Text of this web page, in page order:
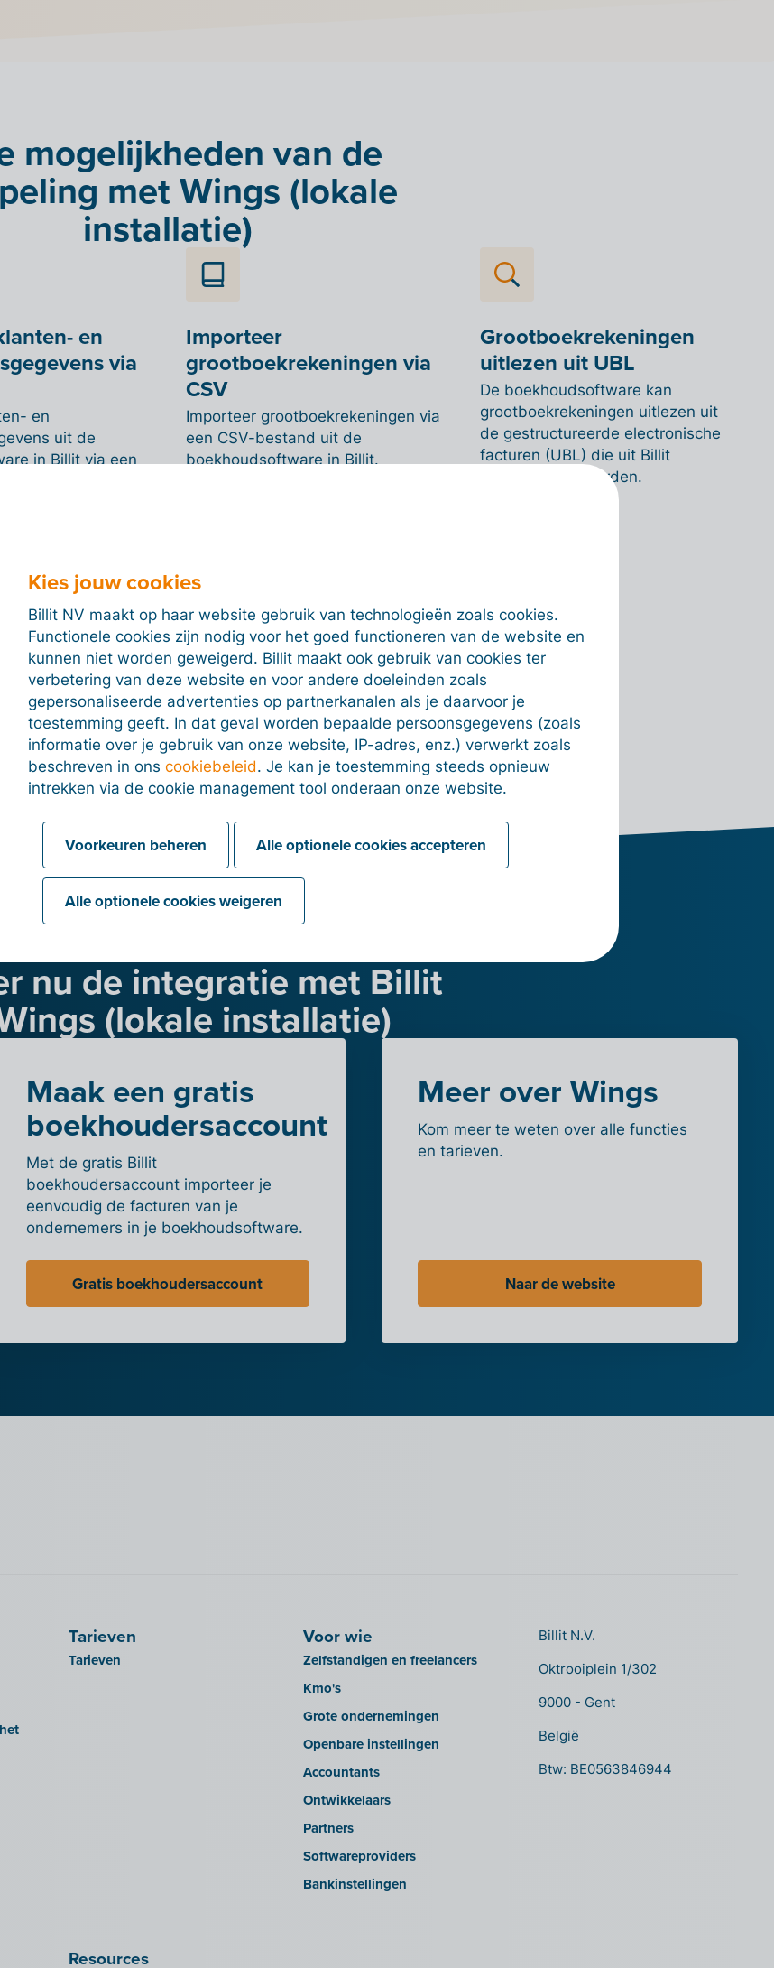
mogelijkheden van de
met Wings (lokale
installatie)
en
via
en
uit de
in Billit via een
Importeer
grootboekrekeningen via
CSV
Importeer grootboekrekeningen via
een CSV-bestand uit de
boekhoudsoftware in Billit.
Grootboekrekeningen
uitlezen uit UBL
De boekhoudsoftware kan
grootboekrekeningen uitlezen uit
de gestructureerde electronische
facturen (UBL) die uit Billit
geëxporteerd worden.
met Peppol
en je klanten met
dankzij het
Access Point.
nu de integratie met Billit
(lokale installatie)
Maak een gratis
boekhoudersaccount
Met de gratis Billit
boekhoudersaccount importeer je
eenvoudig de facturen van je
ondernemers in je boekhoudsoftware.
Gratis boekhoudersaccount
Meer over Wings
Kom meer te weten over alle functies
en tarieven.
Naar de website
Tarieven
Tarieven
Voor wie
Zelfstandigen en freelancers
Kmo's
Grote ondernemingen
Openbare instellingen
Accountants
Ontwikkelaars
Partners
Softwareproviders
Bankinstellingen
Resources
Billit N.V.
Oktrooiplein 1/302
9000 - Gent
België
Btw: BE0563846944
Kies jouw cookies
Billit NV maakt op haar website gebruik van technologieën zoals cookies.
Functionele cookies zijn nodig voor het goed functioneren van de website en
kunnen niet worden geweigerd. Billit maakt ook gebruik van cookies ter
verbetering van deze website en voor andere doeleinden zoals
gepersonaliseerde advertenties op partnerkanalen als je daarvoor je
toestemming geeft. In dat geval worden bepaalde persoonsgegevens (zoals
informatie over je gebruik van onze website, IP-adres, enz.) verwerkt zoals
beschreven in onscookiebeleid. Je kan je toestemming steeds opnieuw
intrekken via de cookie management tool onderaan onze website.
Voorkeuren beheren Alle optionele cookies accepteren
Alle optionele cookies weigeren